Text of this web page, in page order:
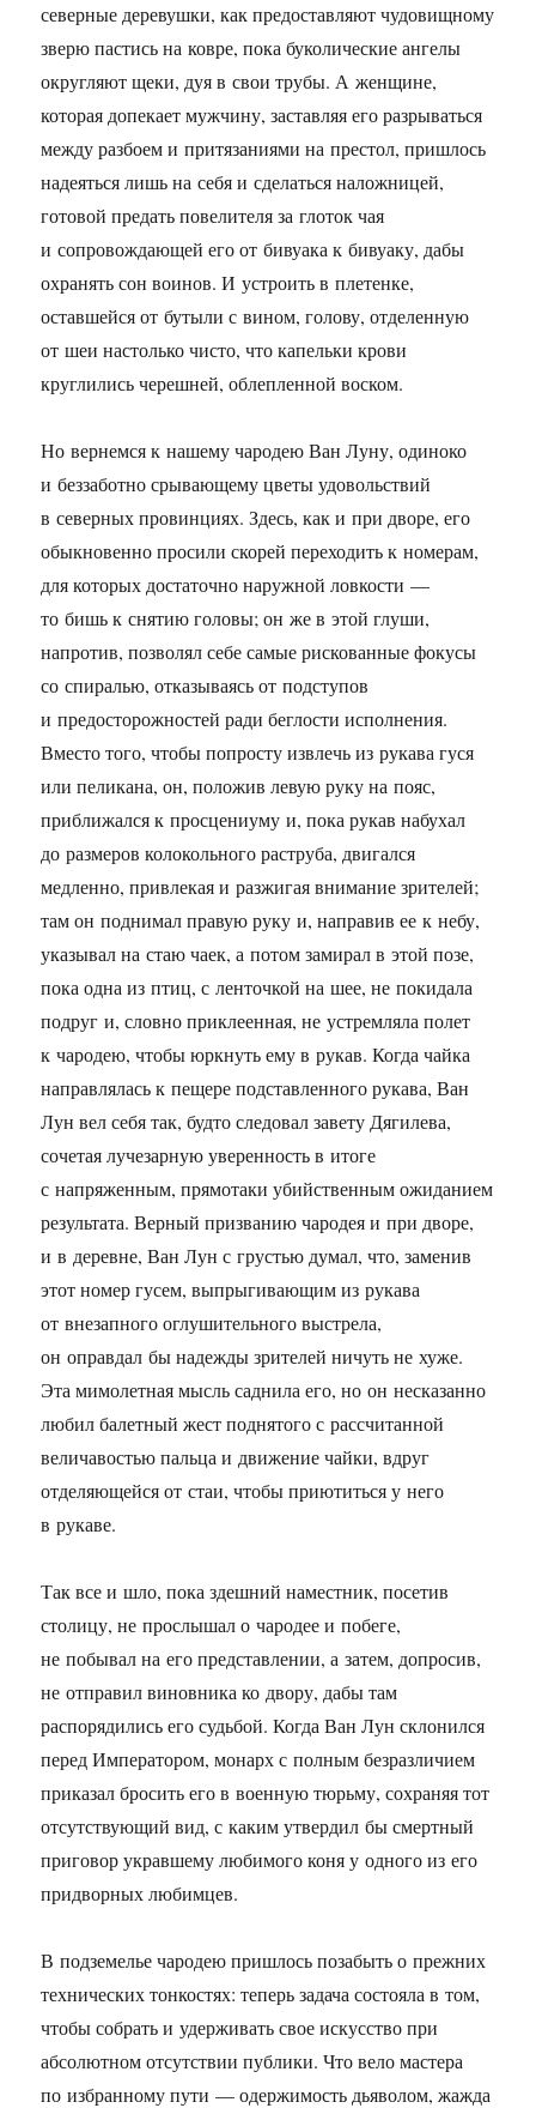
северные деревушки, как предоставляют чудовищному
зверю пастись на ковре, пока буколические ангелы
округляют щеки, дуя в свои трубы. А женщине,
которая допекает мужчину, заставляя его разрываться
между разбоем и притязаниями на престол, пришлось
надеяться лишь на себя и сделаться наложницей,
готовой предать повелителя за глоток чая
и сопровождающей его от бивуака к бивуаку, дабы
охранять сон воинов. И устроить в плетенке,
оставшейся от бутыли с вином, голову, отделенную
от шеи настолько чисто, что капельки крови
круглились черешней, облепленной воском.
Но вернемся к нашему чародею Ван Луну, одиноко
и беззаботно срывающему цветы удовольствий
в северных провинциях. Здесь, как и при дворе, его
обыкновенно просили скорей переходить к номерам,
для которых достаточно наружной ловкости —
то бишь к снятию головы; он же в этой глуши,
напротив, позволял себе самые рискованные фокусы
со спиралью, отказываясь от подступов
и предосторожностей ради беглости исполнения.
Вместо того, чтобы попросту извлечь из рукава гуся
или пеликана, он, положив левую руку на пояс,
приближался к просцениуму и, пока рукав набухал
до размеров колокольного раструба, двигался
медленно, привлекая и разжигая внимание зрителей;
там он поднимал правую руку и, направив ее к небу,
указывал на стаю чаек, а потом замирал в этой позе,
пока одна из птиц, с ленточкой на шее, не покидала
подруг и, словно приклеенная, не устремляла полет
к чародею, чтобы юркнуть ему в рукав. Когда чайка
направлялась к пещере подставленного рукава, Ван
Лун вел себя так, будто следовал завету Дягилева,
сочетая лучезарную уверенность в итоге
с напряженным, прямотаки убийственным ожиданием
результата. Верный призванию чародея и при дворе,
и в деревне, Ван Лун с грустью думал, что, заменив
этот номер гусем, выпрыгивающим из рукава
от внезапного оглушительного выстрела,
он оправдал бы надежды зрителей ничуть не хуже.
Эта мимолетная мысль саднила его, но он несказанно
любил балетный жест поднятого с рассчитанной
величавостью пальца и движение чайки, вдруг
отделяющейся от стаи, чтобы приютиться у него
в рукаве.
Так все и шло, пока здешний наместник, посетив
столицу, не прослышал о чародее и побеге,
не побывал на его представлении, а затем, допросив,
не отправил виновника ко двору, дабы там
распорядились его судьбой. Когда Ван Лун склонился
перед Императором, монарх с полным безразличием
приказал бросить его в военную тюрьму, сохраняя тот
отсутствующий вид, с каким утвердил бы смертный
приговор укравшему любимого коня у одного из его
придворных любимцев.
В подземелье чародею пришлось позабыть о прежних
технических тонкостях: теперь задача состояла в том,
чтобы собрать и удерживать свое искусство при
абсолютном отсутствии публики. Что вело мастера
по избранному пути — одержимость дьяволом, жажда